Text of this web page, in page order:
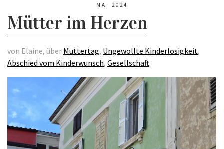
MAI 2024
Mütter im Herzen
von Elaine, über Muttertag, Ungewollte Kinderlosigkeit,
Abschied vom Kinderwunsch, Gesellschaft